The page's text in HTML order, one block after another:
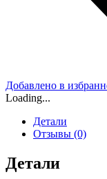
Добавлено в
Loading...
Детали
Отзывы (0)
Детали